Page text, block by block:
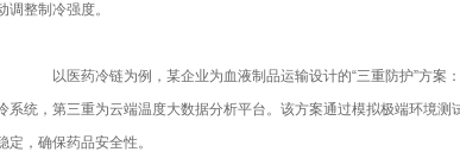
调整制冷强度。
以医药冷链为例，某企业为血液制品运输设计的“三重防护”方案
系统，第三重为云端温度大数据分析平台。该方案通过模拟极端环境
定，确保药品安全性。